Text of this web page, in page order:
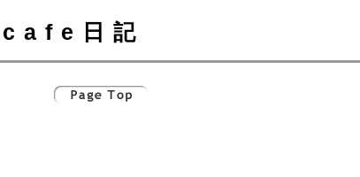
cafe日記